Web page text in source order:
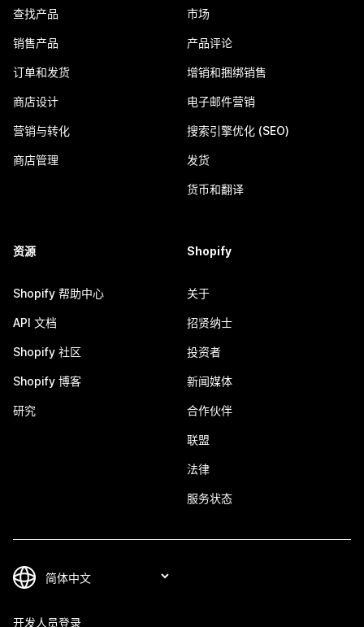
查找产品
销售产品
订单和发货
商店设计
营销与转化
商店管理
市场
产品评论
增销和捆绑销售
电子邮件营销
搜索引擎优化 (SEO)
发货
货币和翻译
资源
Shopify 帮助中心
API 文档
Shopify 社区
Shopify 博客
研究
Shopify
关于
招贤纳士
投资者
新闻媒体
合作伙伴
联盟
法律
服务状态
开发人员登录